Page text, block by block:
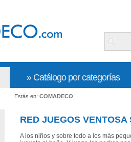
» Catálogo por categorías
Estás en: COMADECO
RED JUEGOS VENTOSA
A los niños y sobre todo a los más